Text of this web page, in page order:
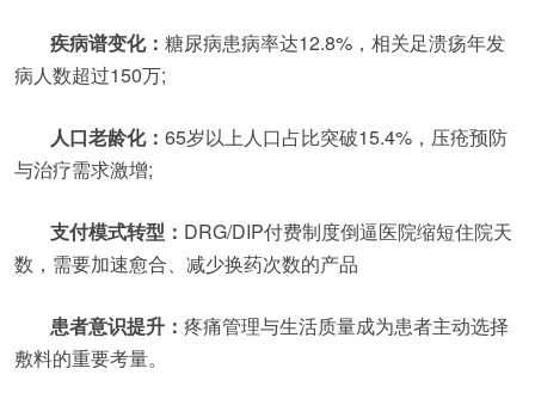
疾病谱变化： 糖尿病患病率达12.8%，相关足溃疡年发
病人数超过150万;
人口老龄化： 65岁以上人口占比突破15.4%，压疮预防
与治疗需求激增;
支付模式转型： DRG/DIP付费制度倒逼医院缩短住院天
数，需要加速愈合、减少换药次数的产品
患者意识提升： 疼痛管理与生活质量成为患者主动选择
敷料的重要考量。